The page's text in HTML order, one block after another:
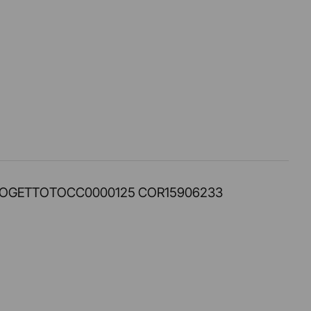
COR15906233